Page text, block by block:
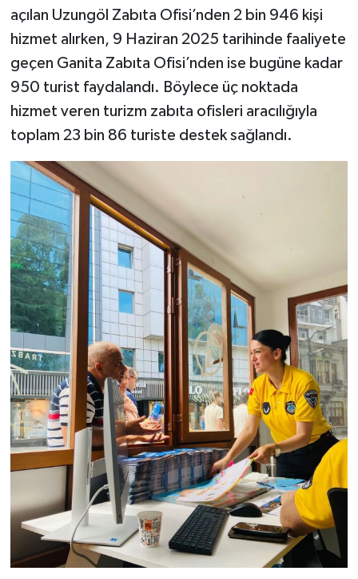
açılan Uzungöl Zabıta Ofisi’nden 2 bin 946 kişi
hizmet alırken, 9 Haziran 2025 tarihinde faaliyete
geçen Ganita Zabıta Ofisi’nden ise bugüne kadar
950 turist faydalandı. Böylece üç noktada
hizmet veren turizm zabıta ofisleri aracılığıyla
toplam 23 bin 86 turiste destek sağlandı.